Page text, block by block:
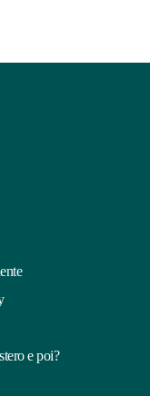
e poi?